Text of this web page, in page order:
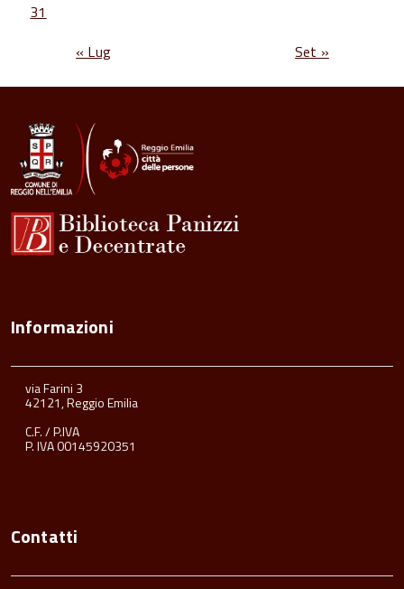
31
« Lug
Set »
Informazioni
via Farini 3
42121, Reggio Emilia
C.F. / P.IVA
P. IVA 00145920351
Contatti